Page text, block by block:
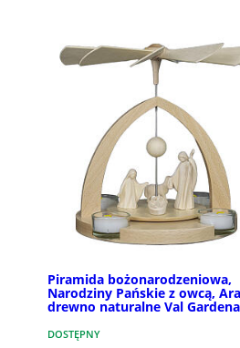
Piramida bożonarodzeniowa,
Narodziny Pańskie z owcą,
drewno naturalne Val Gardena
DOSTĘPNY